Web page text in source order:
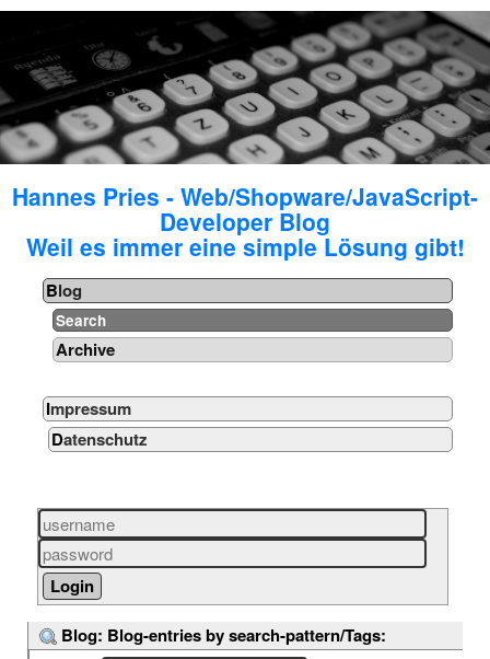
Hannes Pries - Web/Shopware/JavaScript-
Developer Blog
Weil es immer eine simple Lösung gibt!
Blog
Search
Archive
Impressum
Datenschutz
Blog: Blog-entries by search-pattern/Tags: